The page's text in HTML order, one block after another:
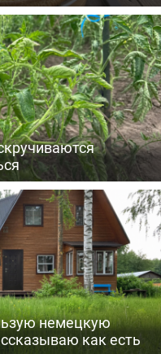
немецкую
как есть